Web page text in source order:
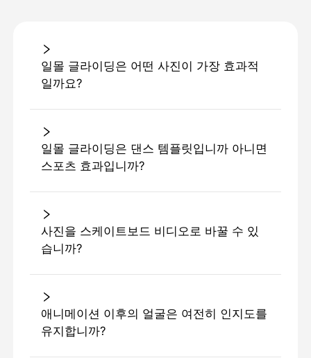
일몰 글라이딩은 어떤 사진이 가장 효과적
일까요?
일몰 글라이딩은 댄스 템플릿입니까 아니면
스포츠 효과입니까?
사진을 스케이트보드 비디오로 바꿀 수 있
습니까?
애니메이션 이후의 얼굴은 여전히 ​​인지도를
유지합니까?